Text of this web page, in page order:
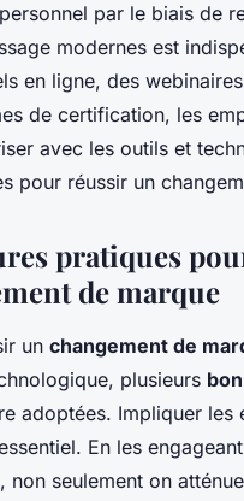
par le biais de
modernes est
en ligne, des
de certification, les
avec les outils et
pour réussir un
pratiques
de marque
un changement de
plusieurs
adoptées. Impliquer les
En les
non seulement on